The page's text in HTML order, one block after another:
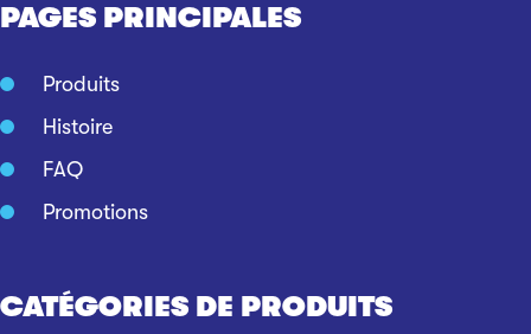
PAGES PRINCIPALES
Produits
Histoire
FAQ
Promotions
CATÉGORIES DE PRODUITS